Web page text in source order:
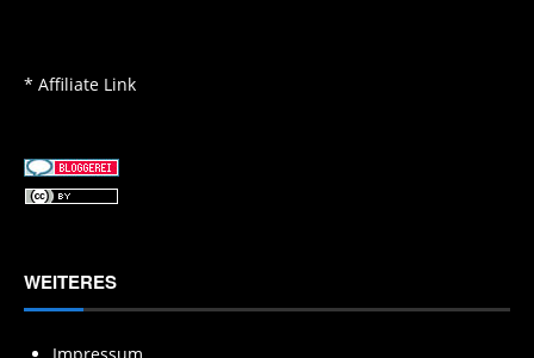
* Affiliate Link
WEITERES